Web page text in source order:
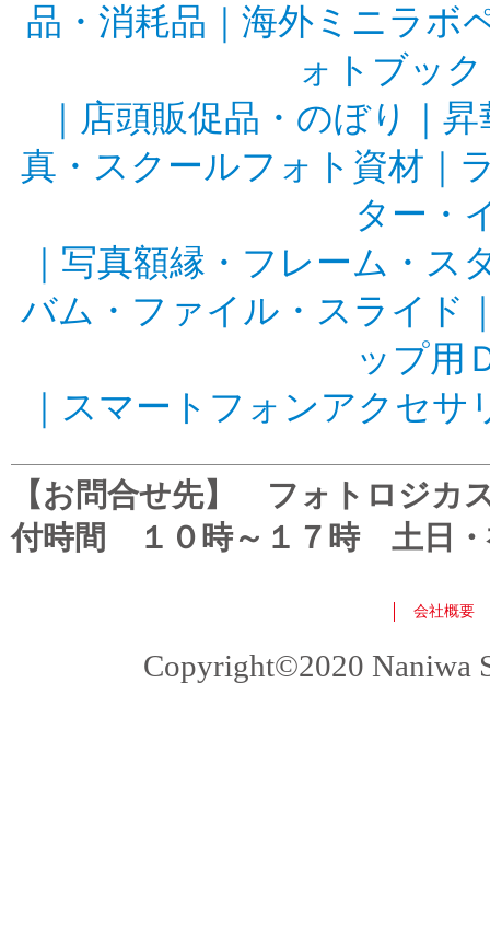
品・消耗品
海外ミニラボ
ォトブッ
店頭販促品・のぼり
昇
真・スクールフォト資材
ター・
写真額縁・フレーム・ス
バム・ファイル・スライド
ップ用
スマートフォンアクセサ
【お問合せ先】 フォトロジ
付時間 １０時～１７時 土日・
会社概要
Copyright©2020 Naniwa